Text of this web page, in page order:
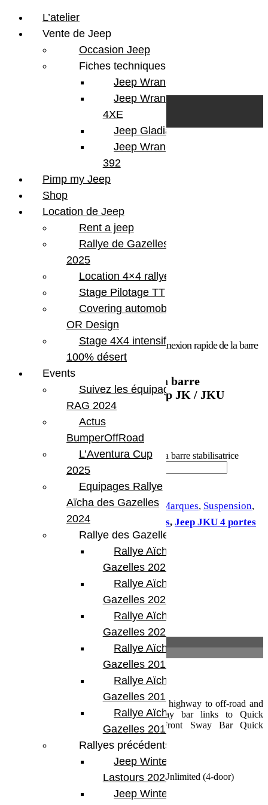
Marques /Teraflex/ Kit de déconnexion rapide de la barre
stabilisatrice TeraFlex pour jeep JK / JKU
Kit de déconnexion rapide de la barre
stabilisatrice TeraFlex pour jeep JK / JKU
€
quantité de Kit de déconnexion rapide de la barre stabilisatrice
TeraFlex pour jeep JK / JKU
Ajouter au panier
TERA 600093 Catégories : Marques, Suspension,
Étiquettes : Jeep JK 2 portes, Jeep JKU 4 portes
Informations complémentaires
Minimize the time it takes to go from the highway to off-road and
back by converting your existing sway bar links to Quick
Disconnects with the TeraFlex JK: Front Sway Bar Quick
JK Wrangler (2-door) JK Wrangler Unlimited (4-door)
L’atelier
Vente de Jeep
Occasion Jeep
Fiches techniques
Jeep Wrangler JL
Jeep Wrangler
4XE
Jeep Gladiator
Jeep Wrangler V8
392
Pimp my Jeep
Shop
Location de Jeep
Rent a jeep
Rallye de Gazelles
2025
Location 4×4 rallye
Stage Pilotage TT
Covering automobile –
OR Design
Stage 4X4 intensif
100% désert
Events
Suivez les équipages
RAG 2024
Actus
BumperOffRoad
L’Aventura Cup
2025
Equipages Rallye
Aïcha des Gazelles
2024
Rallye des Gazelles
Rallye Aïcha des
Gazelles 2023
Rallye Aïcha des
Gazelles 2022
Rallye Aïcha des
Gazelles 2021 -30th
Rallye Aïcha des
Gazelles 2019
Rallye Aïcha des
Gazelles 2018
Rallye Aïcha des
Gazelles 2017
Rallyes précédents
Jeep Winter
Lastours 2024
Jeep Winter Tour